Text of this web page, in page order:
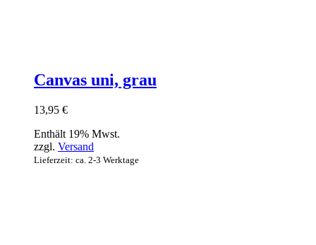
Canvas uni, grau
13,95 €
Enthält 19% Mwst.
zzgl. Versand
Lieferzeit: ca. 2-3 Werktage